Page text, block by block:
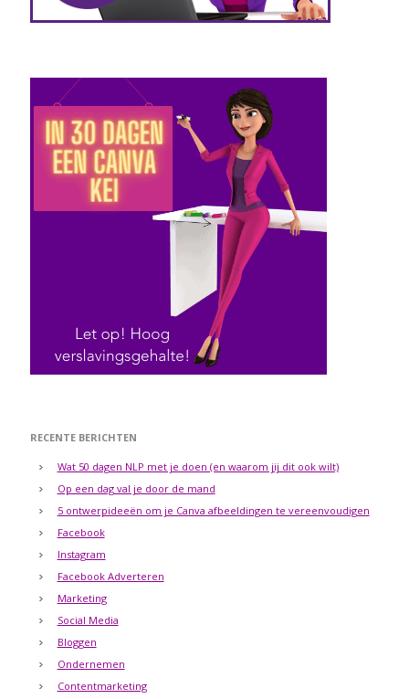
RECENTE BERICHTEN
Wat 50 dagen NLP met je doen (en waarom jij dit ook wilt)
Op een dag val je door de mand
5 ontwerpideeën om je Canva afbeeldingen te vereenvoudigen
Facebook
Instagram
Facebook Adverteren
Marketing
Social Media
Bloggen
Ondernemen
Contentmarketing